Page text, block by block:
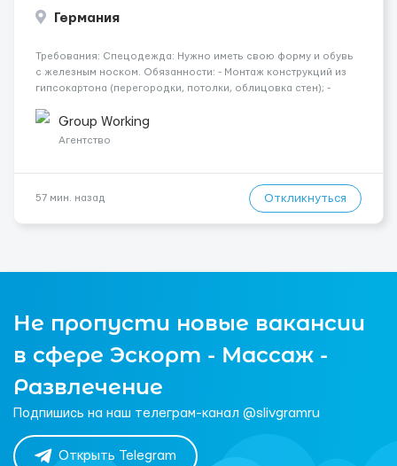
Германия
Требования: Спецодежда: Нужно иметь свою форму и обувь
с железным носком. Обязанности: - Монтаж конструкций из
гипсокартона (перегородки, потолки, облицовка стен); -
малярных работ (шпатлевка, грунтовка, покраска); -
Штукатурные работы ...
Group Working
Агентство
57 мин. назад Откликнуться
Не пропусти новые вакансии
в сфере Эскорт - Массаж -
Развлечение
Подпишись на наш телеграм-канал @slivgramru
Открыть Telegram